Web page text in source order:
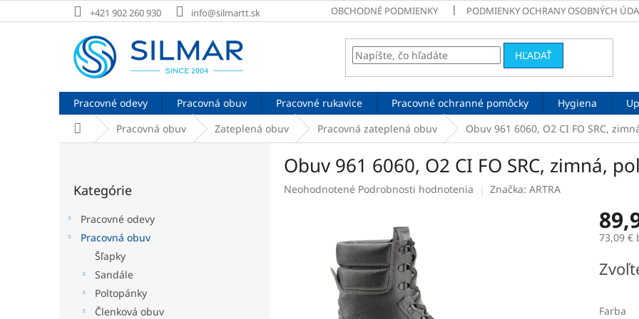
na
+421 902 260 930 info@silmartt.sk OBCHODNÉ PODMIENKY PODMIENKY OCHRANY OSOBNÝCH
HĽADAŤ
Pracovné odevy Pracovná obuv Pracovné rukavice Pracovné ochranné pomôcky Hygiena
DomovPracovná obuv Zateplená obuv Pracovná zateplená obuv Obuv 961 6060, O2 CI FO SRC,
kategórie
Kategórie
Pracovné odevy
Pracovná obuv
Šľapky
Sandále
Poltopánky
Členková obuv
Obuv 961 6060, O2 CI FO SRC, zimná,
Priemerné
hviezdičiek.
Neohodnotené Podrobnosti hodnotenia Značka: ARTRA
73,09 €
cena:
Farba